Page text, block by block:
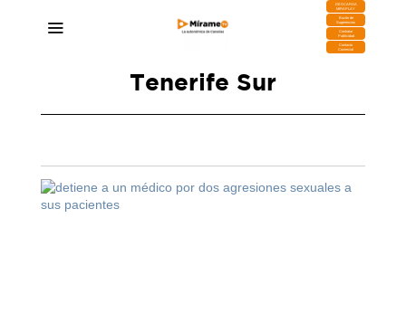
DESCARGA
MIRAPLAY
Buzón de
Sugerencias
Contratar
Publicidad
Contacto
Comercial
Tenerife Sur